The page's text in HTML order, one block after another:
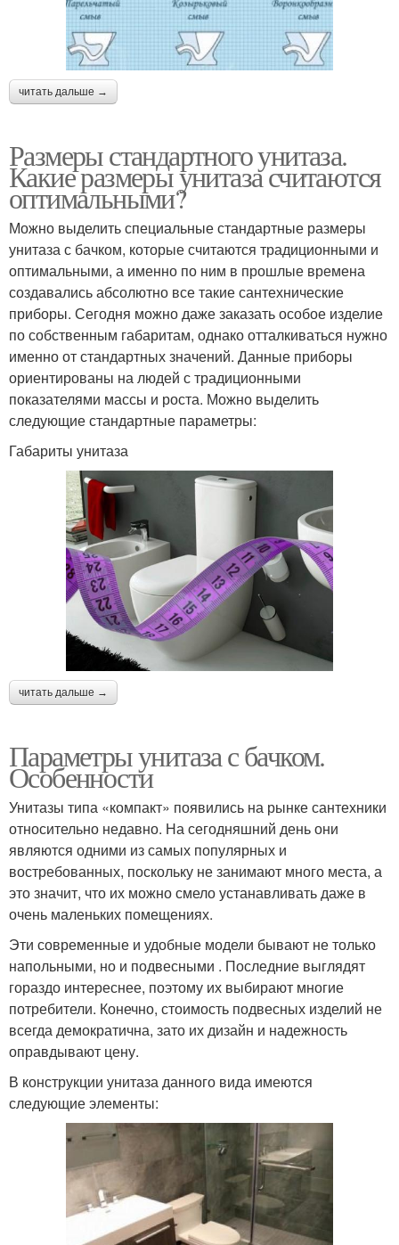
читать дальше →
Размеры стандартного унитаза.
Какие размеры унитаза считаются
оптимальными?
Можно выделить специальные стандартные размеры
унитаза с бачком, которые считаются традиционными и
оптимальными, а именно по ним в прошлые времена
создавались абсолютно все такие сантехнические
приборы. Сегодня можно даже заказать особое изделие
по собственным габаритам, однако отталкиваться нужно
именно от стандартных значений. Данные приборы
ориентированы на людей с традиционными
показателями массы и роста. Можно выделить
следующие стандартные параметры:
Габариты унитаза
читать дальше →
Параметры унитаза с бачком.
Особенности
Унитазы типа «компакт» появились на рынке сантехники
относительно недавно. На сегодняшний день они
являются одними из самых популярных и
востребованных, поскольку не занимают много места, а
это значит, что их можно смело устанавливать даже в
очень маленьких помещениях.
Эти современные и удобные модели бывают не только
напольными, но и подвесными . Последние выглядят
гораздо интереснее, поэтому их выбирают многие
потребители. Конечно, стоимость подвесных изделий не
всегда демократична, зато их дизайн и надежность
оправдывают цену.
В конструкции унитаза данного вида имеются
следующие элементы: